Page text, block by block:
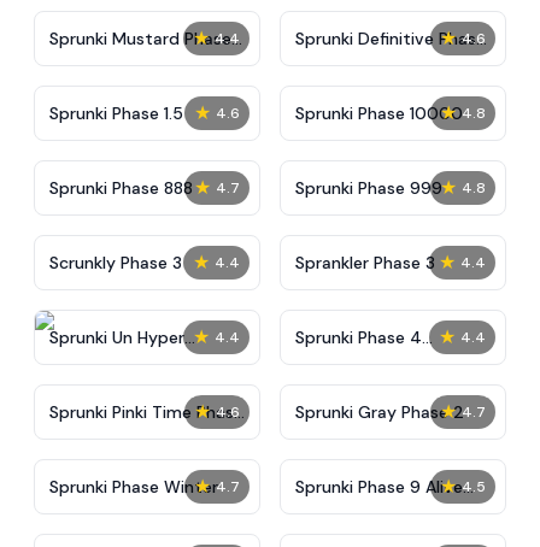
★ 4.4
Sprunki Mustard Phase
2
★ 4.6
Sprunki Definitive Phase
7
★ 4.6
Sprunki Phase 1.5 ★ 4.8
Sprunki Phase 10000
★ 4.7
Sprunki Phase 888 ★ 4.8
Sprunki Phase 999
★ 4.4
Scrunkly Phase 3 ★ 4.4
Sprankler Phase 3
★ 4.4
Sprunki Un Hyper
Shifted Phase 4
★ 4.4
Sprunki Phase 4
Alternate Edition
★ 4.6
Sprunki Pinki Time Phase
3
★ 4.7
Sprunki Gray Phase 2
★ 4.7
Sprunki Phase Winter ★ 4.5
Sprunki Phase 9 Alive
And Malediction